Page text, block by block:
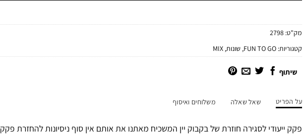
מק"ט: 2798
קטגוריות: FUN TO GO
, שונות,
MIX
שיתוף
על הפריט שאל שאלה משלוחים ואיסוף
פקק ייעודי לסגירה חוזרת של בקבוק יין המשכיח מאתנו את אותם אין סוף ניסיונות להחזרת פקק